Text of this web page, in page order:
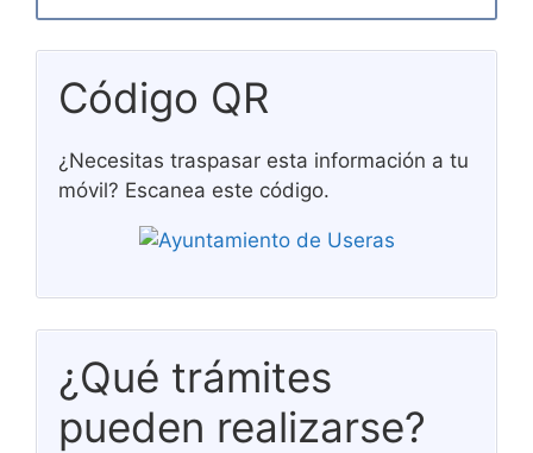
Código QR
¿Necesitas traspasar esta información a tu
móvil? Escanea este código.
¿Qué trámites
pueden realizarse?